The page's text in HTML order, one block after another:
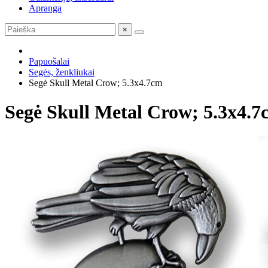
Apranga
×
Papuošalai
Segės, ženkliukai
Segė Skull Metal Crow; 5.3x4.7cm
Segė Skull Metal Crow;